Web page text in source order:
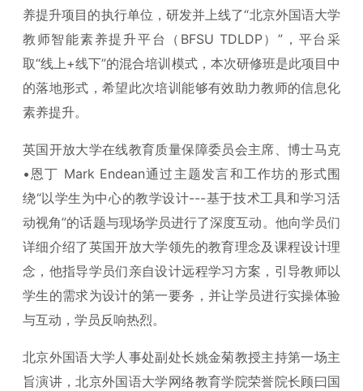
养提升项目的执行单位，研发并上线了“北京外国语大学
教师智能素养提升平台（BFSU TDLDP）”，平台采
取“线上+线下”的混合培训模式，本次研修班是此项目中
的落地形式，希望此次培训能够有效助力教师的信息化
素养提升。
英国开放大学在线教育质量保障委员会主席、博士马克
•恩丁 Mark Endean通过主题发言和工作坊的形式围
绕“以学生为中心的教学设计---基于技术工具和学习活
动视角”的话题与现场学员进行了深度互动。他向学员们
详细介绍了英国开放大学领先的教育理念及课程设计理
念，他指导学员们亲自设计远程学习方案，引导教师以
学生的需求为设计的第一要务，并让学员进行实操体验
与互动，学员反响热烈。
北京外国语大学人事处副处长姚金菊教授主持第一场主
旨演讲，北京外国语大学网络教育学院荣誉院长顾曰国